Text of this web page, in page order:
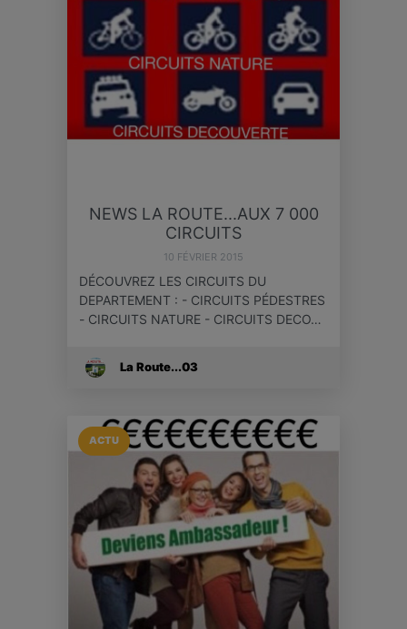
NEWS LA ROUTE...AUX 7 000
CIRCUITS
10 FÉVRIER 2015
DÉCOUVREZ LES CIRCUITS DU
DEPARTEMENT : - CIRCUITS PÉDESTRES
- CIRCUITS NATURE - CIRCUITS DECO…
La Route...03
ACTU